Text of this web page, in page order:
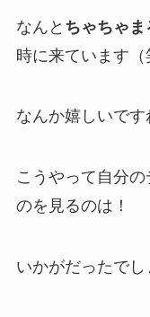
なんと ちゃちゃま
時に来ています（
なんか嬉しいです
こうやって自分
のを見るのは！
いかがだったでし